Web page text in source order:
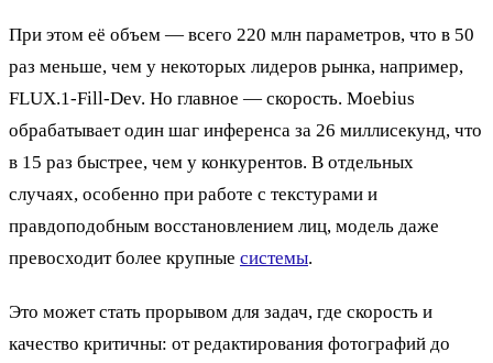
При этом её объем — всего 220 млн параметров, что в 50
раз меньше, чем у некоторых лидеров рынка, например,
FLUX.1-Fill-Dev. Но главное — скорость. Moebius
обрабатывает один шаг инференса за 26 миллисекунд, что
в 15 раз быстрее, чем у конкурентов. В отдельных
случаях, особенно при работе с текстурами и
правдоподобным восстановлением лиц, модель даже
превосходит более крупные системы.
Это может стать прорывом для задач, где скорость и
качество критичны: от редактирования фотографий до